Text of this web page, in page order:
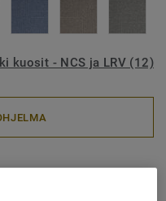
kuosit - NCS ja LRV (12)